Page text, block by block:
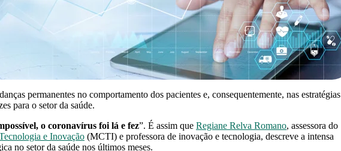
permanentes no comportamento dos pacientes e, consequentemente, nas estratégias
para o setor da saúde.
o coronavírus foi lá e fez”. É assim que Regiane Relva Romano, assessora do
e Inovação (MCTI) e professora de inovação e tecnologia, descreve a intensa
no setor da saúde nos últimos meses.